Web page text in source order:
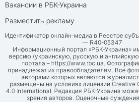
Вакансии в РБК-Украина
Разместить рекламу
Идентификатор онлайн-медиа в Реестре
— R40-05347
Информационный портал «РБК-Украина»
версию (украинскую, русскую и
портала – https://www.rbc.ua.
принадлежат их правообладателям. Все
авторами которых являются
размещены на условиях лицензии Creative
4.0 International. Редакция РБК-Украина
зрения авторов. Оценочные